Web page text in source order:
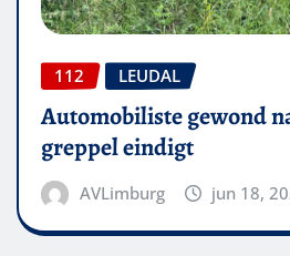
112 LEUDAL
Automobiliste gewond
greppel eindigt
AVLimburg jun 18,